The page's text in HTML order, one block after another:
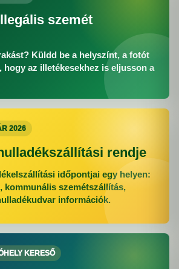
szemét
Küldd be a helyszínt, a fotót
hogy az illetékesekhez is eljusson a
2026
rendje
időpontjai egy helyen:
kommunális szemétszállítás,
információk.
KERESŐ